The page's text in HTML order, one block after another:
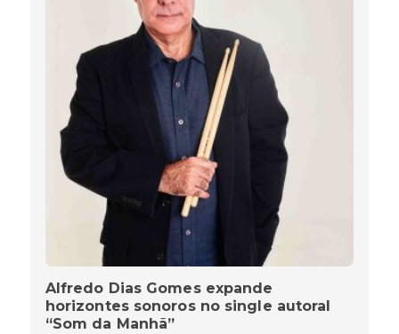
Alfredo Dias Gomes expande
horizontes sonoros no single autoral
“Som da Manhã”